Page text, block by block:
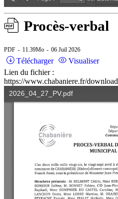
Procès-verbal
PDF 11.39Mo 06 Juil 2026
Télécharger
Visualiser
Lien du fichier :
https://www.chabaniere.fr/